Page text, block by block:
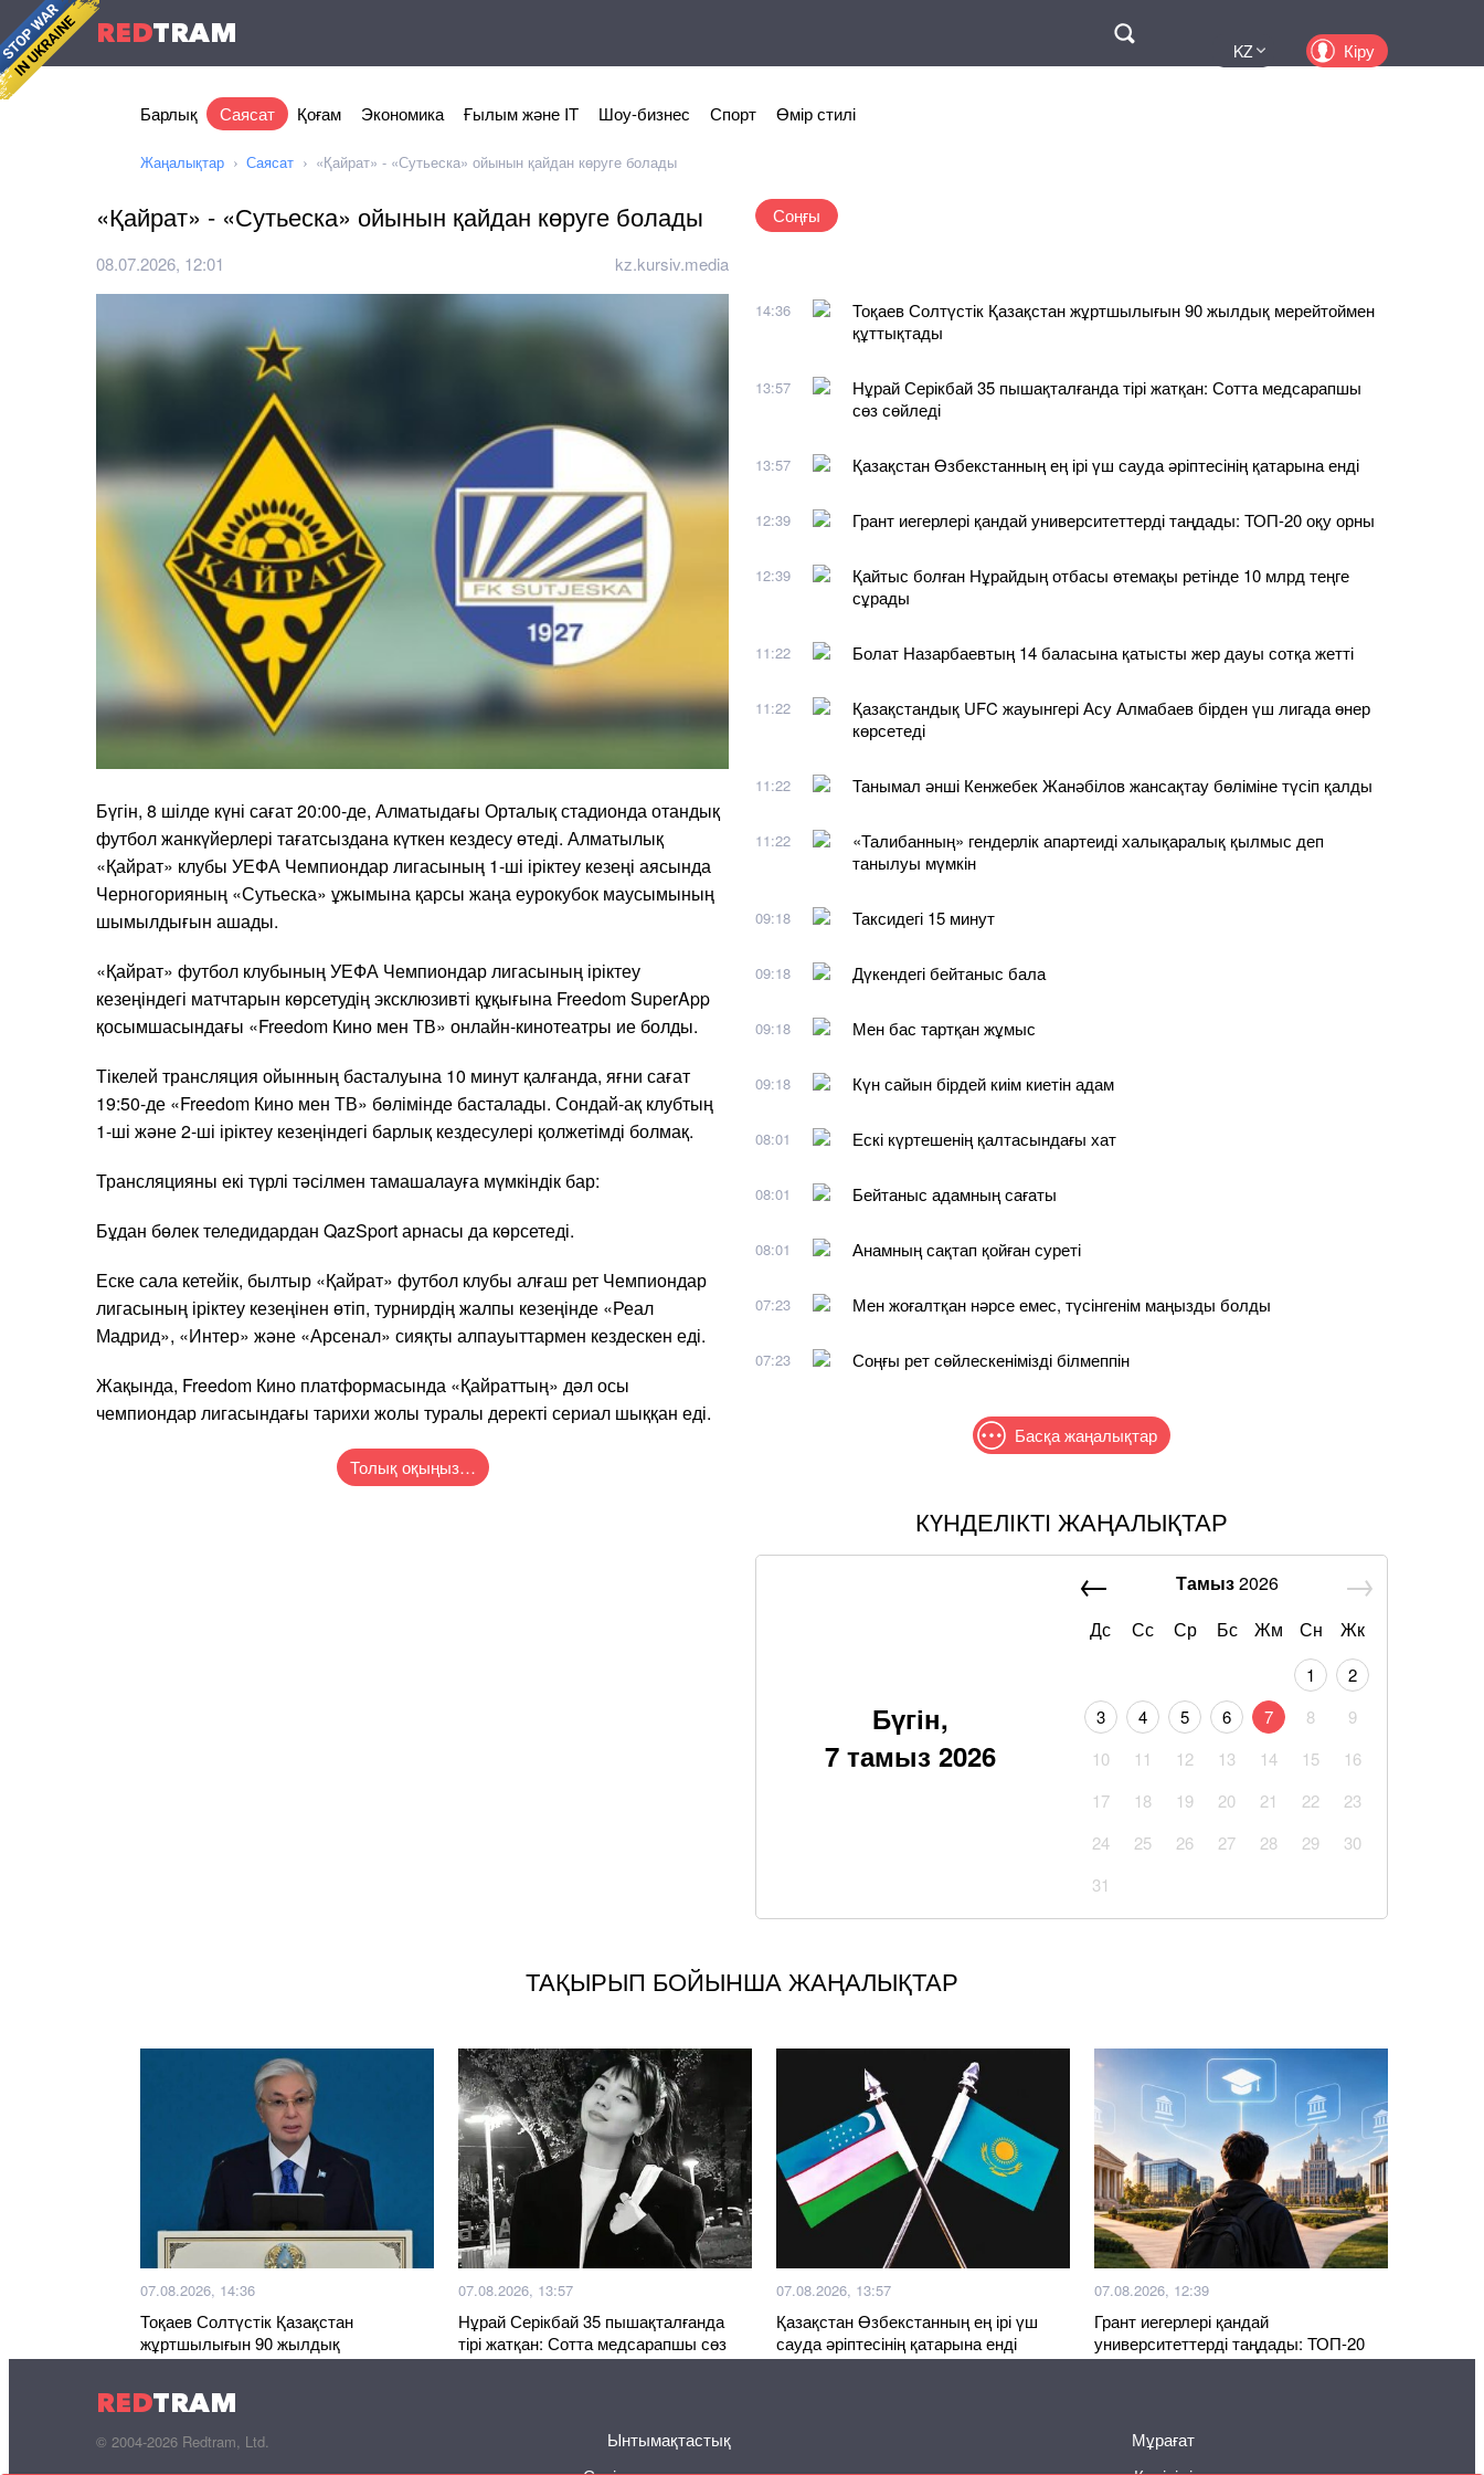
REDTRAM
KZ Кіру
Барлық Саясат Қоғам Экономика Ғылым және IT Шоу-бизнес Спорт Өмір стилі
Жаңалықтар Саясат «Қайрат» - «Сутьеска» ойынын қайдан көруге болады
«Қайрат» - «Сутьеска» ойынын қайдан көруге болады
08.07.2026, 12:01 kz.kursiv.media
Бүгін, 8 шілде күні сағат 20:00-де, Алматыдағы Орталық стадионда отандық
футбол жанкүйерлері тағатсыздана күткен кездесу өтеді. Алматылық
«Қайрат» клубы УЕФА Чемпиондар лигасының 1-ші іріктеу кезеңі аясында
Черногорияның «Сутьеска» ұжымына қарсы жаңа еурокубок маусымының
шымылдығын ашады.
«Қайрат» футбол клубының УЕФА Чемпиондар лигасының іріктеу
кезеңіндегі матчтарын көрсетудің эксклюзивті құқығына Freedom SuperApp
қосымшасындағы «Freedom Кино мен ТВ» онлайн-кинотеатры ие болды.
Тікелей трансляция ойынның басталуына 10 минут қалғанда, яғни сағат
19:50-де «Freedom Кино мен ТВ» бөлімінде басталады. Сондай-ақ клубтың
1-ші және 2-ші іріктеу кезеңіндегі барлық кездесулері қолжетімді болмақ.
Трансляцияны екі түрлі тәсілмен тамашалауға мүмкіндік бар:
Бұдан бөлек теледидардан QazSport арнасы да көрсетеді.
Еске сала кетейік, былтыр «Қайрат» футбол клубы алғаш рет Чемпиондар
лигасының іріктеу кезеңінен өтіп, турнирдің жалпы кезеңінде «Реал
Мадрид», «Интер» және «Арсенал» сияқты алпауыттармен кездескен еді.
Жақында, Freedom Кино платформасында «Қайраттың» дәл осы
чемпиондар лигасындағы тарихи жолы туралы деректі сериал шыққан еді.
Толық оқыңыз…
Соңғы
14:36
Тоқаев Солтүстік Қазақстан жұртшылығын 90 жылдық мерейтоймен
құттықтады
13:57
Нұрай Серікбай 35 пышақталғанда тірі жатқан: Сотта медсарапшы
сөз сөйледі
13:57 Қазақстан Өзбекстанның ең ірі үш сауда әріптесінің қатарына енді
12:39 Грант иегерлері қандай университеттерді таңдады: ТОП-20 оқу орны
12:39
Қайтыс болған Нұрайдың отбасы өтемақы ретінде 10 млрд теңге
сұрады
11:22 Болат Назарбаевтың 14 баласына қатысты жер дауы сотқа жетті
11:22
Қазақстандық UFC жауынгері Асу Алмабаев бірден үш лигада өнер
көрсетеді
11:22 Танымал әнші Кенжебек Жанәбілов жансақтау бөліміне түсіп қалды
11:22
«Талибанның» гендерлік апартеиді халықаралық қылмыс деп
танылуы мүмкін
09:18 Таксидегі 15 минут
09:18 Дүкендегі бейтаныс бала
09:18 Мен бас тартқан жұмыс
09:18 Күн сайын бірдей киім киетін адам
08:01 Ескі күртешенің қалтасындағы хат
08:01 Бейтаныс адамның сағаты
08:01 Анамның сақтап қойған суреті
07:23 Мен жоғалтқан нәрсе емес, түсінгенім маңызды болды
07:23 Соңғы рет сөйлескенімізді білмеппін
Басқа жаңалықтар
КҮНДЕЛІКТІ ЖАҢАЛЫҚТАР
Бүгін,
7 тамыз 2026
Тамыз2026
Дс
Сс Ср Бс Жм Сн Жк
1
2
3
4 5 6 7 8
9
10
11 12 13 14 15
16
17
18 19 20 21 22
23
24
25 26 27 28 29
30
31
ТАҚЫРЫП БОЙЫНША ЖАҢАЛЫҚТАР
07.08.2026, 14:36
Тоқаев Солтүстік Қазақстан
жұртшылығын 90 жылдық
мерейтоймен құттықтады
07.08.2026, 13:57
Нұрай Серікбай 35 пышақталғанда
тірі жатқан: Сотта медсарапшы сөз
сөйледі
07.08.2026, 13:57
Қазақстан Өзбекстанның ең ірі үш
сауда әріптесінің қатарына енді
07.08.2026, 12:39
Грант иегерлері қандай
университеттерді таңдады: ТОП-20
оқу орны
Басқа жаңалықтар
REDTRAM
© 2004-2026 Redtram, Ltd.
Ынтымақтастық
Мұрағат